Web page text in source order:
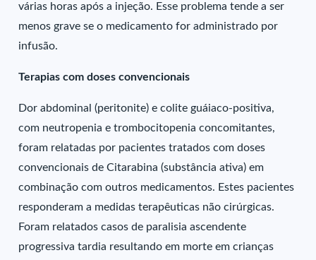
várias horas após a injeção. Esse problema tende a ser
menos grave se o medicamento for administrado por
infusão.
Terapias com doses convencionais
Dor abdominal (peritonite) e colite guáiaco-positiva,
com neutropenia e trombocitopenia concomitantes,
foram relatadas por pacientes tratados com doses
convencionais de Citarabina (substância ativa) em
combinação com outros medicamentos. Estes pacientes
responderam a medidas terapêuticas não cirúrgicas.
Foram relatados casos de paralisia ascendente
progressiva tardia resultando em morte em crianças